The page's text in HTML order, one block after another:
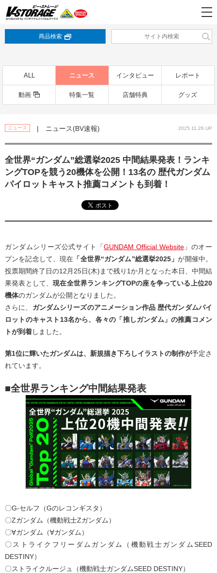
商品検索
ALL ニュース インタビュー レポート
動画 特集一覧 店舗特典 グッズ
ニュース | ニュース(BV速報) 2025.11.26 UP
全世界“ガンダム”総選挙2025 中間結果発表！ランキ
ングTOPを競う20機体を公開！13名の 歴代ガンダム
パイロットキャスト推薦コメントも到着！
ガンダムシリーズ公式サイト「GUNDAM Official Website」のオー
プンを記念して、現在 「全世界“ガンダム”総選挙2025」が開催中。
投票期間終了日の12月25日(木)まで残り1か月となった本日、中間結
果発表として、現在全世界ランキングTOPの座を争っている上位20
機体のガンダムが公開となりました。
さらに、 ガンダムシリーズのアニメーション作品 歴代ガンダムパイ
ロットのキャスト13名から、各々の「推しガンダム」の推薦コメン
トが到着しました。
第1位に輝いたガンダムは、新規描き下ろしイラストの制作が予定さ
れています。
■全世界ランキング中間結果発表
〇G-セルフ（Gのレコンギスタ）
〇Ζガンダム（機動戦士Ζガンダム）
〇∀ガンダム（∀ガンダム）
〇ストライクフリーダムガンダム（機動戦士ガンダムSEED
DESTINY）
〇ストライクルージュ（機動戦士ガンダムSEED DESTINY）